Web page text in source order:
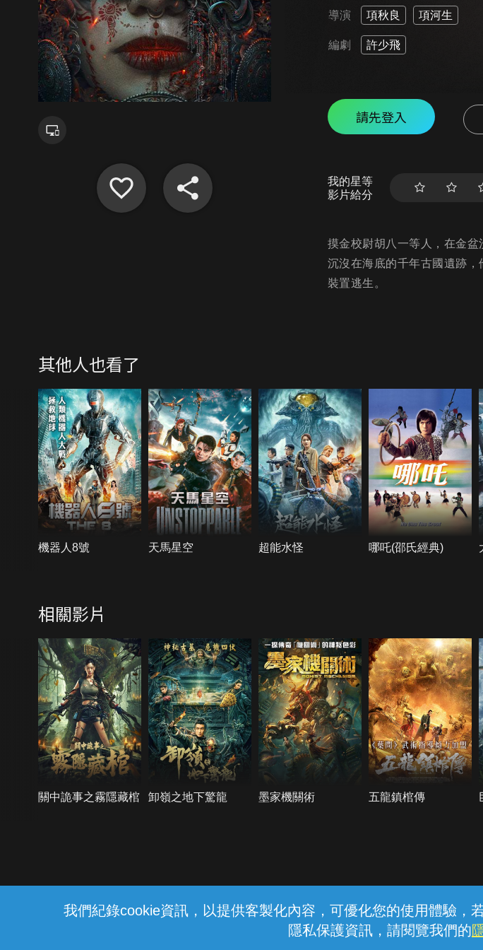
我們紀錄cookie資訊，以提供客製化內容，可優化您的使用體驗
隱私保護資訊，請閱覽我們的
導演 項秋良 項河生
編劇 許少飛
請先登入
我的星等
影片給分
摸金校尉胡八一等人，在金
沉沒在海底的千年古國遺跡
裝置逃生。
其他人也看了
機器人8號 天馬星空 超能水怪 哪吒(邵氏經典)
相關影片
關中詭事之霧隱藏棺 卸嶺之地下驚龍 墨家機關術 五龍鎮棺傳
線上客服
中華電信股份有限公司個人家庭分